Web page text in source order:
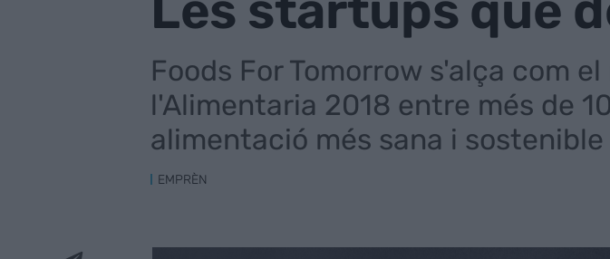
Foods For Tomorrow s'alça com
l'Alimentaria 2018 entre més de
alimentació més sana i sostenible
EMPRÈN